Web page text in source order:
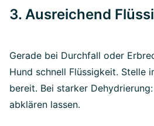
3. Ausreichend
Gerade bei Durchfall oder
Hund schnell Flüssigkeit. Stelle
bereit. Bei starker
abklären lassen.